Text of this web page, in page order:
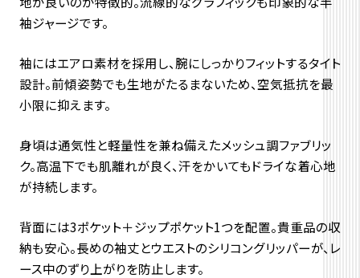
袖ジャージです。
袖にはエアロ素材を採用し、 腕にしっかりフィットするタイト
設計。前傾姿勢でも生地がたるまないため、 空気抵抗を最
小限に抑えます。
身頃は通気性と軽量性を兼ね備えたメッシュ調ファブリッ
ク。高温下でも肌離れが良く、汗をかいてもドライな着心地
が持続します。
背面には3ポケット＋ジップポケット1つを配置。貴重品の収
納も安心。長めの袖丈とウエストのシリコングリッパーが、 レ
ース中のずり上がりを防止します。